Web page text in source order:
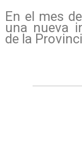
En el mes
una nueva
de la